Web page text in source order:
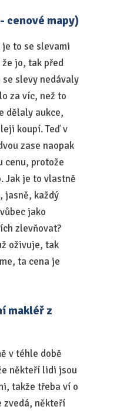
cenové mapy)
je to se slevami
jo, tak před
slevy nedávaly
za víc, než to
dělaly aukce,
koupí. Teď v
zase naopak
cenu, protože
Jak je to vlastně
jasně, každý
jako
zlevňovat?
oživuje, tak
ta cena je
makléř z
v téhle době
někteří lidi jsou
takže třeba ví o
zvedá, někteří